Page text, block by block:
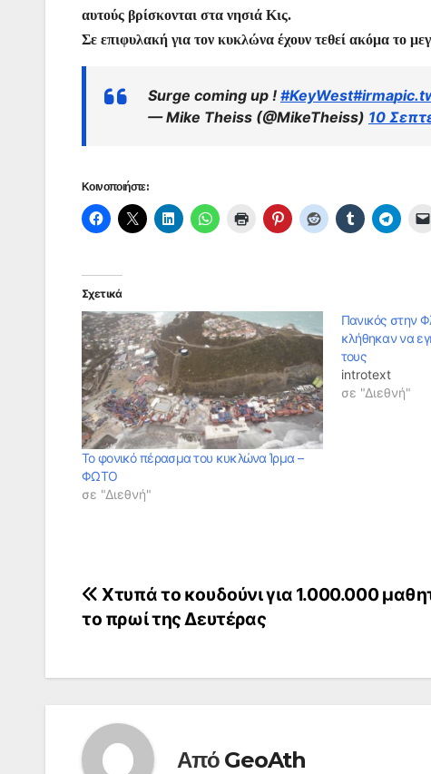
αυτούς βρίσκονται στα νησιά Κις.
Σε επιφυλακή για τον κυκλώνα έχουν τεθεί ακόμα το
Surge coming up ! #KeyWest#irma
— Mike Theiss (@MikeTheiss) 10
Κοινοποιήστε:
Σχετικά
Το φονικό πέρασμα του κυκλώνα Ίρμα –
ΦΩΤΟ
σε "Διεθνή"
Πανικός στην
κλήθηκαν να
τους
introtext
σε "Διεθνή"
Πλοήγηση
άρθρων
Χτυπά το κουδούνι για 1.000.000
το πρωί της Δευτέρας
Από GeoAth